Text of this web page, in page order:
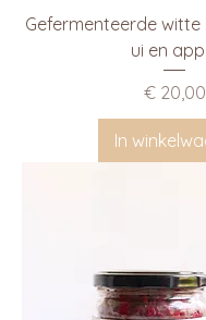
Gefermenteerde
ui en
Prijs
€ 20,00
In